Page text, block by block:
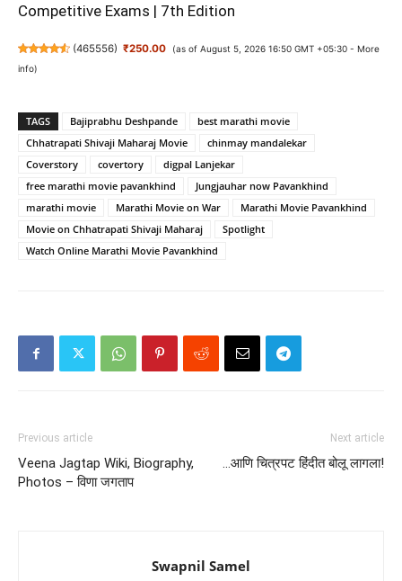
Competitive Exams | 7th Edition
(465556) ₹250.00 (as of August 5, 2026 16:50 GMT +05:30 - More
info)
TAGS Bajiprabhu Deshpande
best marathi movie
Chhatrapati Shivaji Maharaj Movie
chinmay mandalekar
Coverstory
covertory
digpal Lanjekar
free marathi movie pavankhind
Jungjauhar now Pavankhind
marathi movie
Marathi Movie on War
Marathi Movie Pavankhind
Movie on Chhatrapati Shivaji Maharaj
Spotlight
Watch Online Marathi Movie Pavankhind
Previous article
Veena Jagtap Wiki, Biography,
Photos – विणा जगताप
Next article
…आणि चित्रपट हिंदीत बोलू लागला!
Swapnil Samel